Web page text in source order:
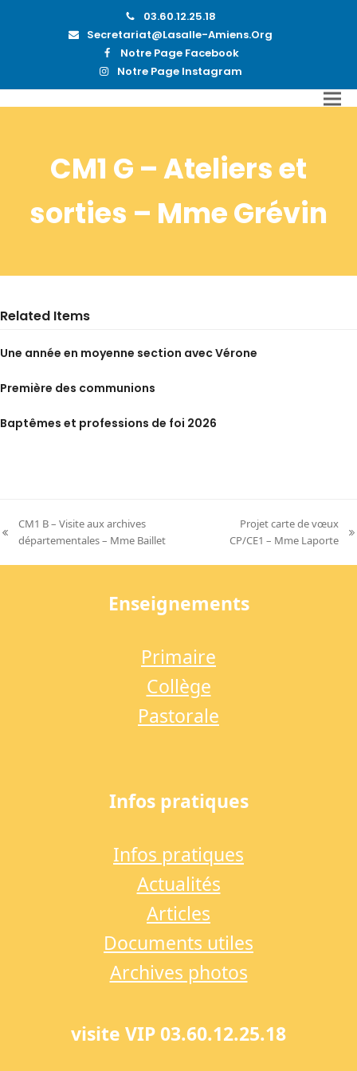
03.60.12.25.18
Secretariat@lasalle-Amiens.org
Notre Page Facebook
Notre Page Instagram
CM1 G – Ateliers et
sorties – Mme Grévin
Related Items
Une année en moyenne section avec Vérone
Première des communions
Baptêmes et professions de foi 2026
previous
CM1 B – Visite aux archives
départementales – Mme Baillet
Projet carte de vœux
CP/CE1 – Mme Laporte
Enseignements
Primaire
Collège
Pastorale
Infos pratiques
Infos pratiques
Actualités
Articles
Documents utiles
Archives photos
visite VIP 03.60.12.25.18